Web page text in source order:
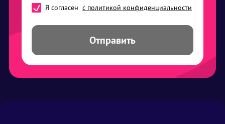
Я согласен с политикой конфиденциальности
Отправить